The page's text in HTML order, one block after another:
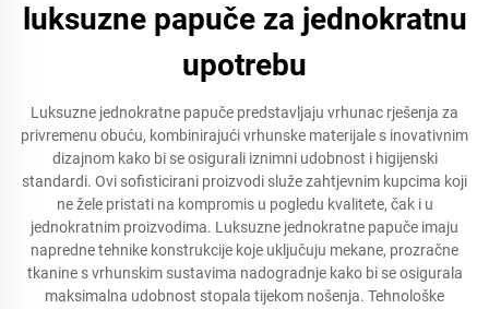
luksuzne papuče za jednokratnu
upotrebu
Luksuzne jednokratne papuče predstavljaju vrhunac rješenja za
privremenu obuću, kombinirajući vrhunske materijale s inovativnim
dizajnom kako bi se osigurali iznimni udobnost i higijenski
standardi. Ovi sofisticirani proizvodi služe zahtjevnim kupcima koji
ne žele pristati na kompromis u pogledu kvalitete, čak i u
jednokratnim proizvodima. Luksuzne jednokratne papuče imaju
napredne tehnike konstrukcije koje uključuju mekane, prozračne
tkanine s vrhunskim sustavima nadogradnje kako bi se osigurala
maksimalna udobnost stopala tijekom nošenja. Tehnološke